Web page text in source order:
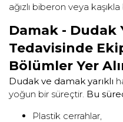
ağızlı biberon veya
Damak - Dudak
Tedavisinde
Bölümler Yer
Dudak ve damak yarıklı
yoğun bir süreçtir. Bu
Plastik cerrahlar,